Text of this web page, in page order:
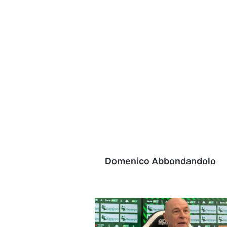
Domenico Abbondandolo
Ballardini:
"Con
il